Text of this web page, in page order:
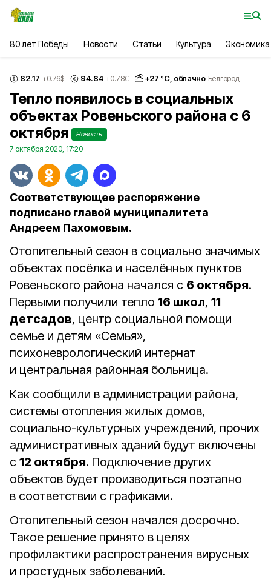
80 лет Победы Новости Статьи Культура Экономика
82.17 +0.76$ 94.84 +0.78€ +27 °С, облачно Белгород
Тепло появилось в социальных
объектах Ровеньского района с 6
октября
Новость
7 октября 2020, 17:20
Соответствующее распоряжение
подписано главой муниципалитета
Андреем Пахомовым.
Отопительный сезон в социально значимых
объектах посёлка и населённых пунктов
Ровеньского района начался с 6 октября.
Первыми получили тепло 16 школ, 11
детсадов, центр социальной помощи
семье и детям «Семья»,
психоневрологический интернат
и центральная районная больница.
Как сообщили в администрации района,
системы отопления жилых домов,
социально-культурных учреждений, прочих
административных зданий будут включены
с 12 октября. Подключение других
объектов будет производиться поэтапно
в соответствии с графиками.
Отопительный сезон начался досрочно.
Такое решение принято в целях
профилактики распространения вирусных
и простудных заболеваний.